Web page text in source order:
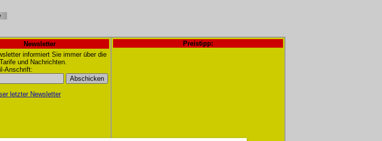
Newsletter
informiert Sie immer über die
und Nachrichten.
Anschrift:
letzter Newsletter
Preistipp: